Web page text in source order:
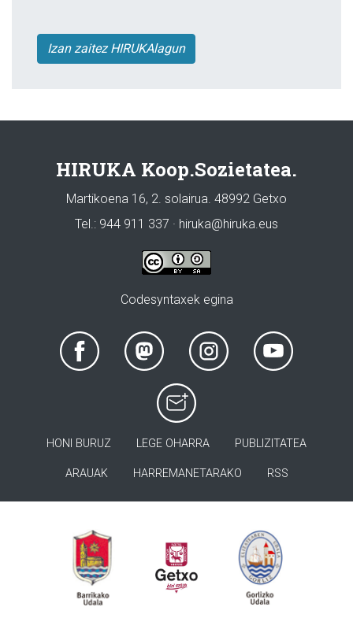
Izan zaitez HIRUKAlagun
HIRUKA Koop.Sozietatea.
Martikoena 16, 2. solairua. 48992 Getxo
Tel.: 944 911 337 · hiruka@hiruka.eus
Codesyntaxek egina
HONI BURUZ LEGE OHARRA PUBLIZITATEA
ARAUAK HARREMANETARAKO RSS